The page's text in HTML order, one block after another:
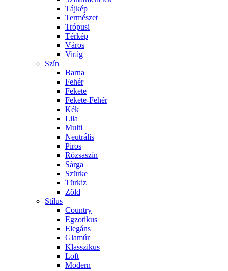
Tájkép
Természet
Trópusi
Térkép
Város
Virág
Szín
Barna
Fehér
Fekete
Fekete-Fehér
Kék
Lila
Multi
Neutrális
Piros
Rózsaszín
Sárga
Szürke
Türkiz
Zöld
Stílus
Country
Egzotikus
Elegáns
Glamúr
Klasszikus
Loft
Modern